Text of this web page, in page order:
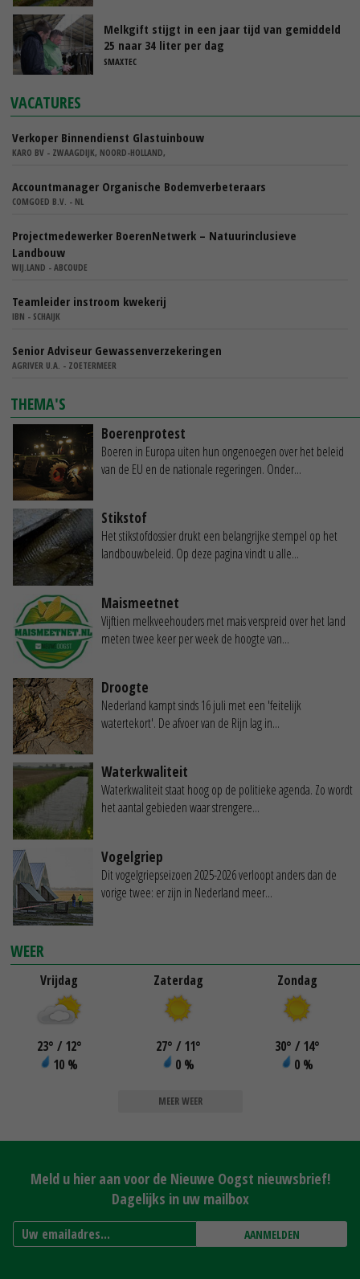
Melkgift stijgt in een jaar tijd van gemiddeld
25 naar 34 liter per dag
SMAXTEC
VACATURES
Verkoper Binnendienst Glastuinbouw
KARO BV - ZWAAGDIJK, NOORD-HOLLAND,
Accountmanager Organische Bodemverbeteraars
COMGOED B.V. - NL
Projectmedewerker BoerenNetwerk – Natuurinclusieve
Landbouw
WIJ.LAND - ABCOUDE
Teamleider instroom kwekerij
IBN - SCHAIJK
Senior Adviseur Gewassenverzekeringen
AGRIVER U.A. - ZOETERMEER
THEMA'S
Boerenprotest
Boeren in Europa uiten hun ongenoegen over het beleid
van de EU en de nationale regeringen. Onder...
Stikstof
Het stikstofdossier drukt een belangrijke stempel op het
landbouwbeleid. Op deze pagina vindt u alle...
Maismeetnet
Vijftien melkveehouders met mais verspreid over het land
meten twee keer per week de hoogte van...
Droogte
Nederland kampt sinds 16 juli met een 'feitelijk
watertekort'. De afvoer van de Rijn lag in...
Waterkwaliteit
Waterkwaliteit staat hoog op de politieke agenda. Zo wordt
het aantal gebieden waar strengere...
Vogelgriep
Dit vogelgriepseizoen 2025-2026 verloopt anders dan de
vorige twee: er zijn in Nederland meer...
WEER
Vrijdag
23° / 12°
10 %
Zaterdag
27° / 11°
0 %
Zondag
30° / 14°
0 %
MEER WEER
Meld u hier aan voor de Nieuwe Oogst nieuwsbrief!
Dagelijks in uw mailbox
AANMELDEN